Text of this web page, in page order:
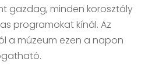
gazdag, minden korosztály
programokat kínál. Az
a múzeum ezen a napon